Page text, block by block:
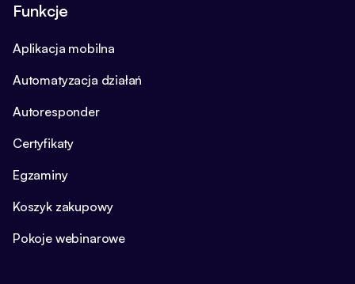
Funkcje
Aplikacja mobilna
Automatyzacja działań
Autoresponder
Certyfikaty
Egzaminy
Koszyk zakupowy
Pokoje webinarowe